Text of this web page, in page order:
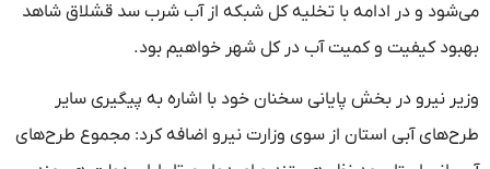
می‌شود و در ادامه با تخلیه کل شبکه از آب شرب سد قشلاق شاهد
بهبود کیفیت و کمیت آب در کل شهر خواهیم بود.
وزیر نیرو در بخش پایانی سخنان خود با اشاره به پیگیری سایر
طرح‌های آبی استان از سوی وزارت نیرو اضافه کرد: مجموع طرح‌های